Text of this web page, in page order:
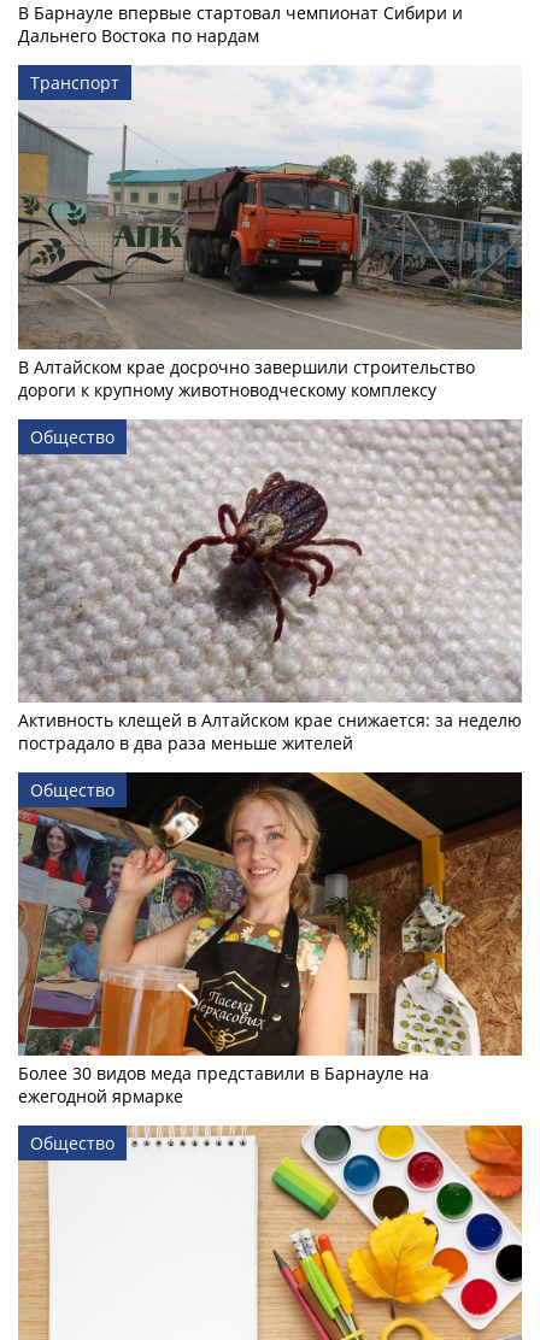
В Барнауле впервые стартовал чемпионат Сибири и
Дальнего Востока по нардам
Транспорт
В Алтайском крае досрочно завершили строительство
дороги к крупному животноводческому комплексу
Общество
Активность клещей в Алтайском крае снижается: за неделю
пострадало в два раза меньше жителей
Общество
Более 30 видов меда представили в Барнауле на
ежегодной ярмарке
Общество